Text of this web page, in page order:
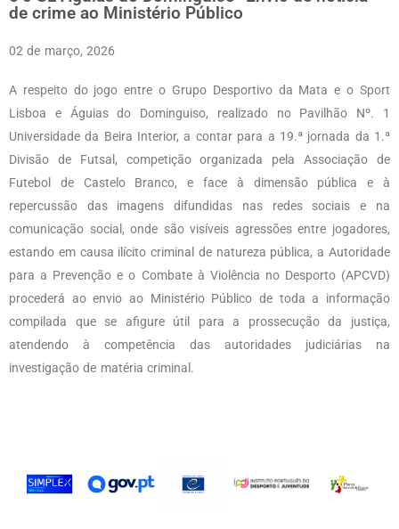
de crime ao Ministério Público
02 de março, 2026
A respeito do jogo entre o Grupo Desportivo da Mata e o Sport
Lisboa e Águias do Dominguiso, realizado no Pavilhão Nº. 1
Universidade da Beira Interior, a contar para a 19.ª jornada da 1.ª
Divisão de Futsal, competição organizada pela Associação de
Futebol de Castelo Branco, e face à dimensão pública e à
repercussão das imagens difundidas nas redes sociais e na
comunicação social, onde são visíveis agressões entre jogadores,
estando em causa ilícito criminal de natureza pública, a Autoridade
para a Prevenção e o Combate à Violência no Desporto (APCVD)
procederá ao envio ao Ministério Público de toda a informação
compilada que se afigure útil para a prossecução da justiça,
atendendo à competência das autoridades judiciárias na
investigação de matéria criminal.